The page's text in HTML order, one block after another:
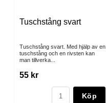
Tuschstång svart
Tuschstång svart. Med hjälp av en
tuschstång och en rivsten kan
man tillverka...
55 kr
Köp